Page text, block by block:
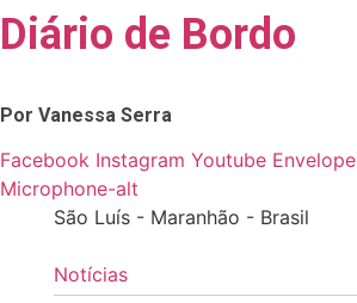
Skip
to
Diário de Bordo
Por Vanessa Serra
Facebook Instagram Youtube Envelope
Microphone-alt
São Luís - Maranhão - Brasil
Notícias